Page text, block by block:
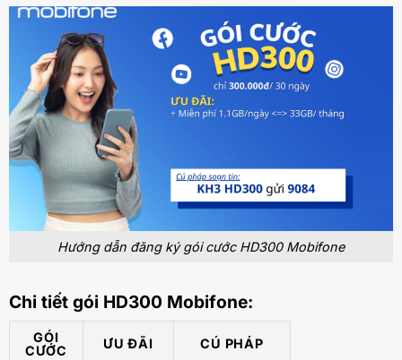
Hướng dẫn đăng ký gói cước HD300 Mobifone
Chi tiết gói HD300 Mobifone:
GÓI
CƯỚC
ƯU ĐÃI CÚ PHÁP